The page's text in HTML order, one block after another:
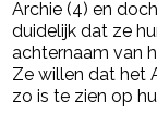
Archie (4) en
duidelijk dat ze
achternaam van
Ze willen dat het
zo is te zien op